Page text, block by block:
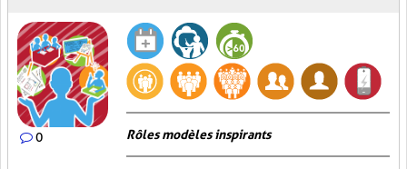
0 Rôles modèles inspirants